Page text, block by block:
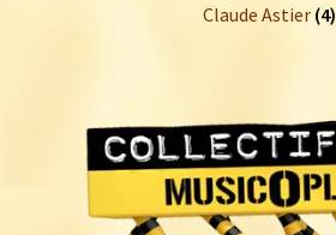
Claude Astier (4)